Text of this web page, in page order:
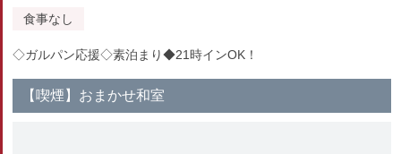
食事なし
◇ガルパン応援◇素泊まり◆21時インOK！
【喫煙】おまかせ和室